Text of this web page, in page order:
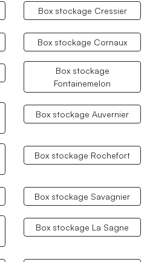
Box stockage Cressier
Box stockage Cornaux
Box stockage
Fontainemelon
Box stockage Auvernier
Box stockage Rochefort
Box stockage Savagnier
Box stockage La Sagne